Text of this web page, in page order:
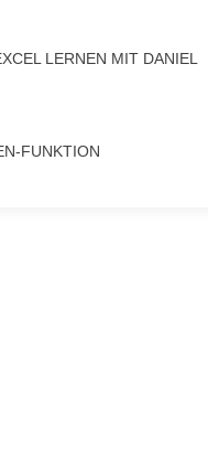
LERNEN MIT DANIEL
FUNKTION